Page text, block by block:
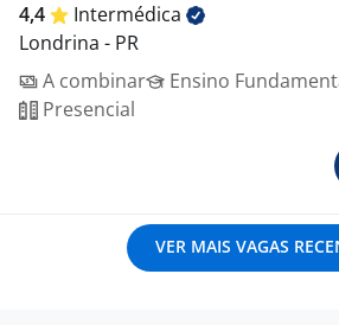
4,4
Intermédica
Londrina - PR
A combinar
Ensino
Presencial
VER MAIS VAGAS